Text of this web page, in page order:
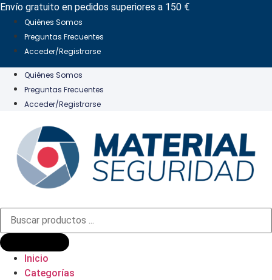
Ir
contenido
Envío gratuito en pedidos superiores a 150 €
Quiénes Somos
Preguntas Frecuentes
Acceder/Registrarse
Quiénes Somos
Preguntas Frecuentes
Acceder/Registrarse
Búsqueda
productos
Inicio
Categorías